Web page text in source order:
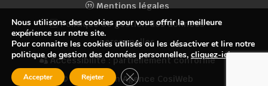
Mentions légales
Politique de gestion des données
personnelles
Accessibilité : partiellement conforme
© Conception Agence CosiWeb
Nous utilisons des cookies pour vous offrir la meilleure
expérience sur notre site.
Pour connaitre les cookies utilisés ou les désactiver et lire notre
politique de gestion des données personnelles, cliquez-ici.
Accepter Rejeter Fermer la bannière des cookies